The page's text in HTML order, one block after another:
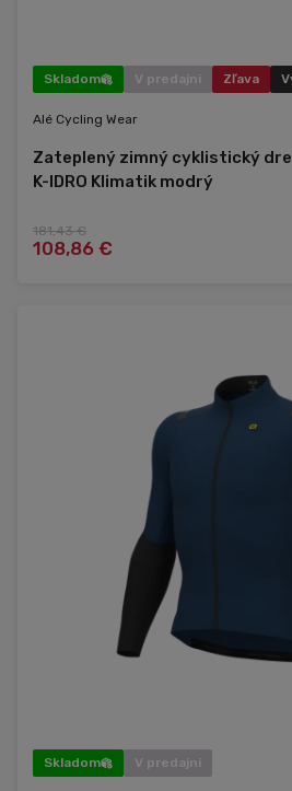
Skladom V predajni Zľava
Alé Cycling Wear
Zateplený zimný cyklistický
K-IDRO Klimatik modrý
181,43 €
108,86 €
Skladom V predajni